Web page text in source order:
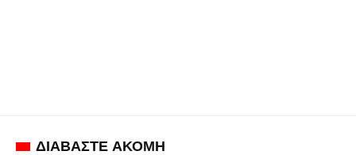
ΔΙΑΒΑΣΤΕ ΑΚΟΜΗ